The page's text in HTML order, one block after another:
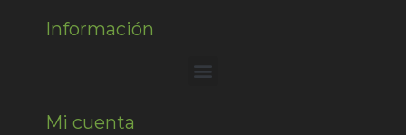
Información
Mi cuenta